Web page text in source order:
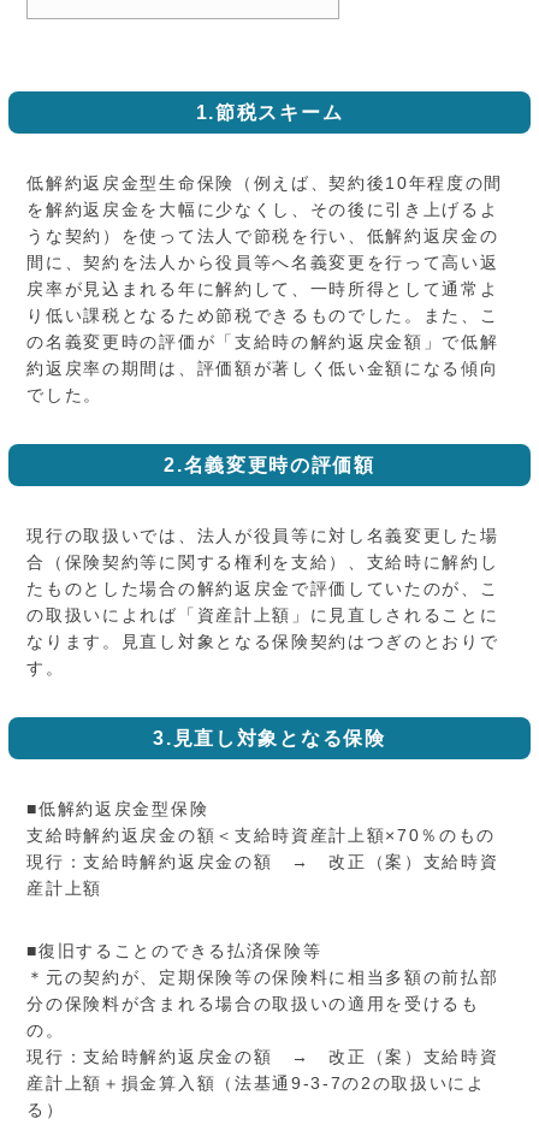
1.節税スキーム
低解約返戻金型生命保険（例えば、契約後10年程度の間
を解約返戻金を大幅に少なくし、その後に引き上げるよ
うな契約）を使って法人で節税を行い、低解約返戻金の
間に、契約を法人から役員等へ名義変更を行って高い返
戻率が見込まれる年に解約して、一時所得として通常よ
り低い課税となるため節税できるものでした。また、こ
の名義変更時の評価が「支給時の解約返戻金額」で低解
約返戻率の期間は、評価額が著しく低い金額になる傾向
でした。
2.名義変更時の評価額
現行の取扱いでは、法人が役員等に対し名義変更した場
合（保険契約等に関する権利を支給）、支給時に解約し
たものとした場合の解約返戻金で評価していたのが、こ
の取扱いによれば「資産計上額」に見直しされることに
なります。見直し対象となる保険契約はつぎのとおりで
す。
3.見直し対象となる保険
■低解約返戻金型保険
支給時解約返戻金の額＜支給時資産計上額×70％のもの
現行：支給時解約返戻金の額 → 改正（案）支給時資
産計上額
■復旧することのできる払済保険等
＊元の契約が、定期保険等の保険料に相当多額の前払部
分の保険料が含まれる場合の取扱いの適用を受けるも
の。
現行：支給時解約返戻金の額 → 改正（案）支給時資
産計上額＋損金算入額（法基通9-3-7の2の取扱いによ
る）